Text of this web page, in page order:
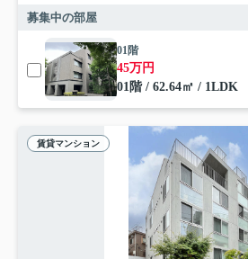
募集中の部屋
01階
45万円
01階 / 62.64㎡ / 1LDK
賃貸マンション